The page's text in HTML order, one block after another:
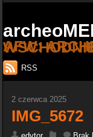
AFW: ARCHEOLOGIA
RSS
2 czerwca 2025
IMG_5672